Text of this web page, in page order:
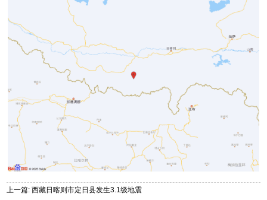
上一篇: 西藏日喀则市定日县发生3.1级地震